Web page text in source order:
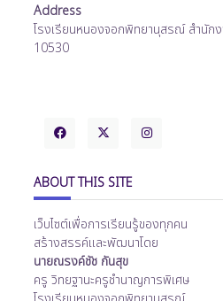
Address
โรงเรียนหนองจอกพิทยานุสรณ์ สำนัก
10530
ABOUT THIS SITE
เว็บไซต์เพื่อการเรียนรู้ของทุกคน
สร้างสรรค์และพัฒนาโดย
นายณรงค์ชัช กันสุข
ครู วิทยฐานะครูชำนาญการพิเศษ